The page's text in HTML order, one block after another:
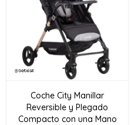
Coche City Manillar
Reversible y Plegado
Compacto con una Mano